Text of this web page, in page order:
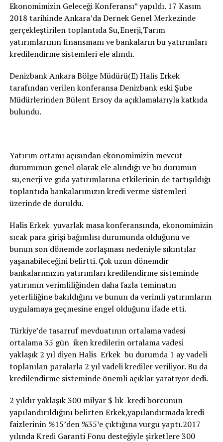
Ekonomimizin Geleceği Konferansı” yapıldı. 17 Kasım
2018 tarihinde Ankara’da Dernek Genel Merkezinde
gerçekleştirilen toplantıda Su,Enerji,Tarım
yatırımlarının finansmanı ve bankaların bu yatırımları
kredilendirme sistemleri ele alındı.
Denizbank Ankara Bölge Müdürü(E) Halis Erkek
tarafından verilen konferansa Denizbank eski Şube
Müdürlerinden Bülent Ersoy da açıklamalarıyla katkıda
bulundu.
Yatırım ortamı açısından ekonomimizin mevcut
durumunun genel olarak ele alındığı ve bu durumun
su,enerji ve gıda yatırımlarına etkilerinin de tartışıldığı
toplantıda bankalarımızın kredi verme sistemleri
üzerinde de duruldu.
Halis Erkek yuvarlak masa konferansında, ekonomimizin
sıcak para girişi bağımlısı durumunda olduğunu ve
bunun son dönemde zorlaşması nedeniyle sıkıntılar
yaşanabileceğini belirtti. Çok uzun dönemdir
bankalarımızın yatırımları kredilendirme sisteminde
yatırımın verimliliğinden daha fazla teminatın
yeterliliğine bakıldığını ve bunun da verimli yatırımların
uygulamaya geçmesine engel olduğunu ifade etti.
Türkiye’de tasarruf mevduatının ortalama vadesi
ortalama 35 gün iken kredilerin ortalama vadesi
yaklaşık 2 yıl diyen Halis Erkek bu durumda 1 ay vadeli
toplanılan paralarla 2 yıl vadeli krediler veriliyor. Bu da
kredilendirme sisteminde önemli açıklar yaratıyor dedi.
2 yıldır yaklaşık 300 milyar $ lık kredi borcunun
yapılandırıldığını belirten Erkek,yapılandırmada kredi
faizlerinin %15’den %35’e çıktığına vurgu yaptı.2017
yılında Kredi Garanti Fonu desteğiyle şirketlere 300